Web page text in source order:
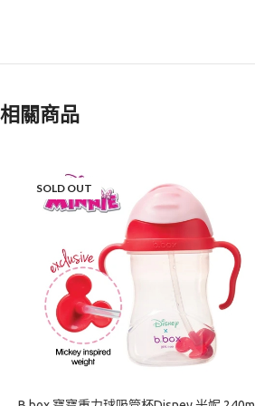
相關商品
SOLD OUT